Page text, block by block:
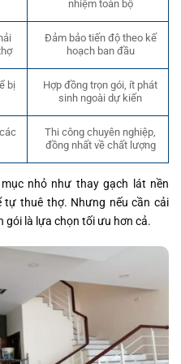
nhiệm toàn bộ
Đảm bảo tiến độ theo kế
hoạch ban đầu
bị
Hợp đồng trọn gói, ít phát
sinh ngoài dự kiến
Thi công chuyên nghiệp,
đồng nhất về chất lượng
nhỏ như thay gạch lát nền
tự thuê thợ. Nhưng nếu cần cải
gói là lựa chọn tối ưu hơn cả.